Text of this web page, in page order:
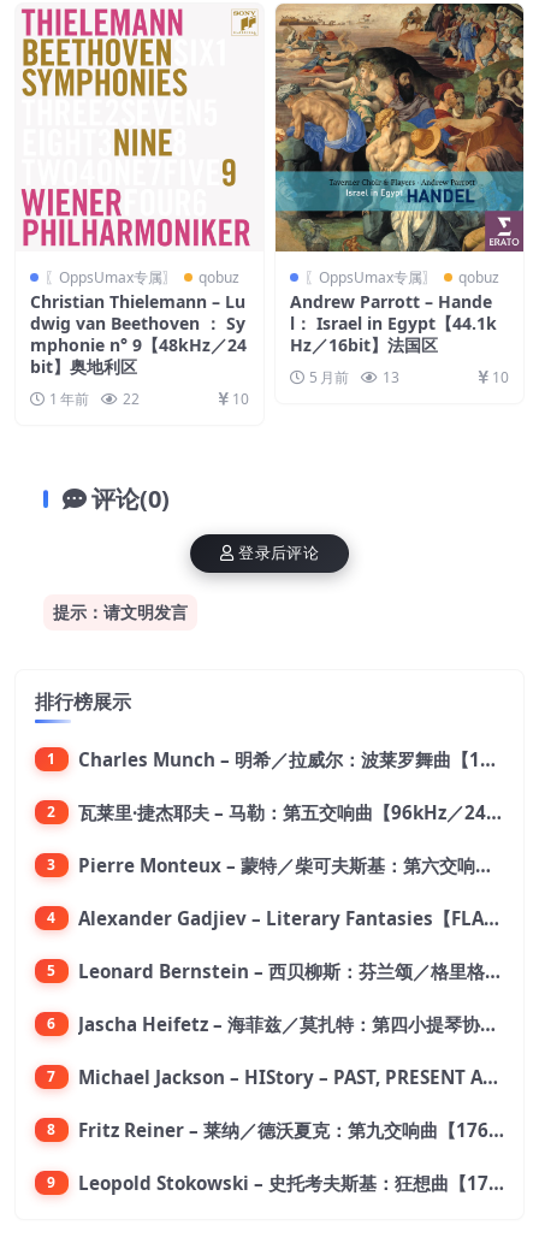
〖OppsUmax专属〗 qobuz
Christian Thielemann – Lu
dwig van Beethoven ： Sy
mphonie n° 9【48kHz／24
bit】奥地利区
1 年前 22 10
〖OppsUmax专属〗 qobuz
Andrew Parrott – Hande
l： Israel in Egypt【44.1k
Hz／16bit】法国区
5 月前 13 10
评论(0)
提示：请文明发言
登录后评论
排行榜展示
1 Charles Munch – 明希／拉威尔：波莱罗舞曲【176.4kHz／24bit】
2 瓦莱里·捷杰耶夫 – 马勒：第五交响曲【96kHz／24bit】
3 Pierre Monteux – 蒙特／柴可夫斯基：第六交响曲【176.4kHz／24bit】
4 Alexander Gadjiev – Literary Fantasies【FLAC 192】
5 Leonard Bernstein – 西贝柳斯：芬兰颂／格里格：培尔·金特组曲【44.1kHz／24bit】
6 Jascha Heifetz – 海菲兹／莫扎特：第四小提琴协奏曲，第五小提琴协奏曲《土耳其》／维瓦尔第：小提琴与大提琴协奏曲，RV 547【192kHz／24bit】
7 Michael Jackson – HIStory – PAST, PRESENT AND FUTURE – BOOK I【96kHz／24bit】
8 Fritz Reiner – 莱纳／德沃夏克：第九交响曲【176.4kHz／24bit】
9 Leopold Stokowski – 史托考夫斯基：狂想曲【176.4kHz／24bit】